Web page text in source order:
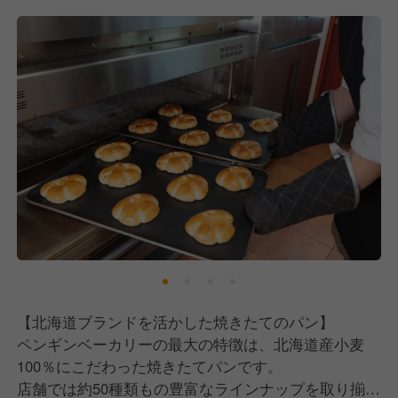
■パンが好きな方
もしかしたら当たり前のことかもしれませんが、私た
ちと仕事をしていく中でとても大切なことだと思いま
す。
好きだからこそ、商品も自信持ってお届けできます
し、お客様に魅力を伝えることができます。
■チームワークを大切にできる方
店舗スタッフ同士がコミュニケーションを取りなが
ら、助け合いの精神を持って働ける方を求めていま
一人で店舗運営をするのではなく、チーム全体で協力
し合いながらお店を作っていくことを大切にしていま
す。
■柔軟性のある方
当店では、1つの仕事をやり続けるわけではなく、時
【北海道ブランドを活かした焼きたてのパン】
ペンギンベーカリーの最大の特徴は、北海道産小麦
100％にこだわった焼きたてパンです。
店舗では約50種類もの豊富なラインナップを取り揃え